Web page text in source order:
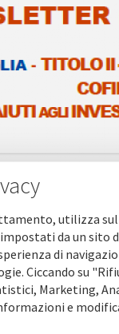
utilizza
da un sito
di
Ciccando su
Marketing,
e